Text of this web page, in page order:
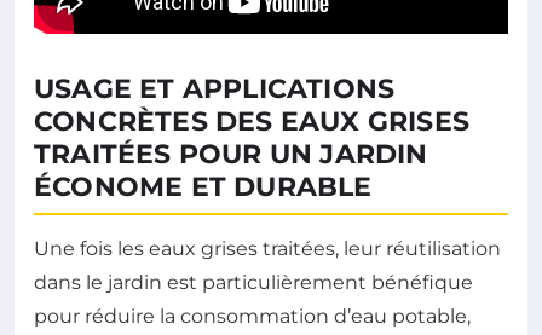
USAGE ET APPLICATIONS
CONCRÈTES DES EAUX GRISES
TRAITÉES POUR UN JARDIN
ÉCONOME ET DURABLE
Une fois les eaux grises traitées, leur réutilisation
dans le jardin est particulièrement bénéfique
pour réduire la consommation d’eau potable,